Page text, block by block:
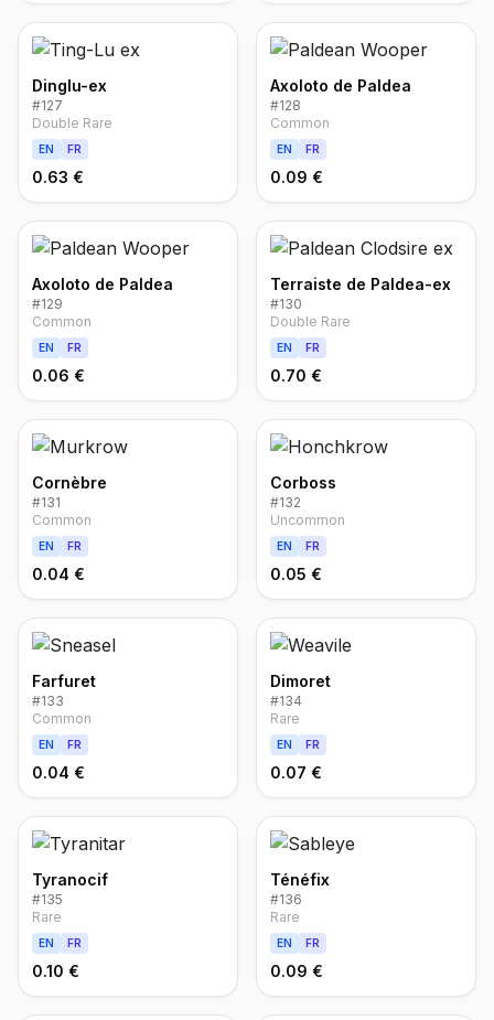
Dinglu-ex
#127
Double Rare
EN FR
0.63 €
Axoloto de Paldea
#128
Common
EN FR
0.09 €
Axoloto de Paldea
#129
Common
EN FR
0.06 €
Terraiste de Paldea-ex
#130
Double Rare
EN FR
0.70 €
Cornèbre
#131
Common
EN FR
0.04 €
Corboss
#132
Uncommon
EN FR
0.05 €
Farfuret
#133
Common
EN FR
0.04 €
Dimoret
#134
Rare
EN FR
0.07 €
Tyranocif
#135
Rare
EN FR
0.10 €
Ténéfix
#136
Rare
EN FR
0.09 €